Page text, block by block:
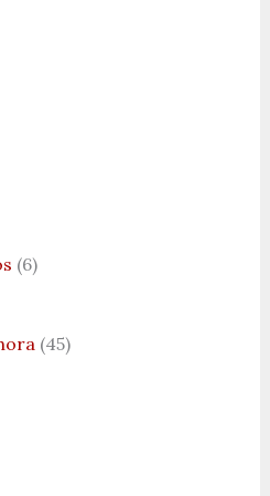
(6)
(45)